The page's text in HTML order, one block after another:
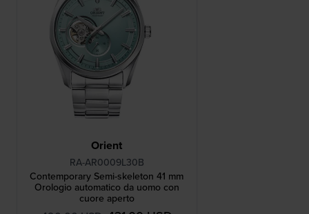
Orient
RA-AR0009L30B
Contemporary Semi-skeleton 41 mm
Orologio automatico da uomo con
cuore aperto